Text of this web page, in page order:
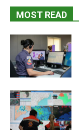
MOST READ